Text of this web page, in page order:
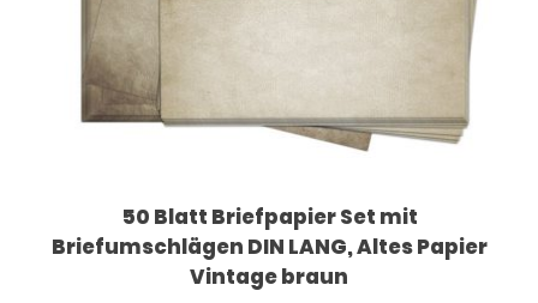
50 Blatt Briefpapier Set mit
Briefumschlägen DIN LANG, Altes Papier
Vintage braun